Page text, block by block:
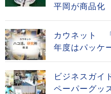
平岡が商品化
カウネット
年度はパッケ
ビジネスガ
ペーパーグッ